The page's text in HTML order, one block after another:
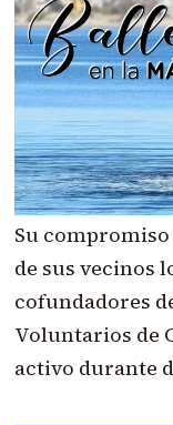
Su
de sus vecinos
cofundadores
Voluntarios de
activo durante